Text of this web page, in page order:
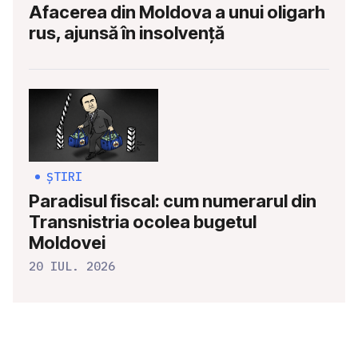
Afacerea din Moldova a unui oligarh
rus, ajunsă în insolvență
ȘTIRI
Paradisul fiscal: cum numerarul din
Transnistria ocolea bugetul
Moldovei
20 IUL. 2026